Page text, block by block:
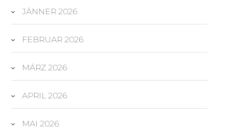
JÄNNER 2026
FEBRUAR 2026
MÄRZ 2026
APRIL 2026
MAI 2026